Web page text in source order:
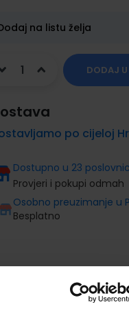
na listu želja
DODAJ
po cijeloj
Dostupno u 23
Provjeri i pokupi odmah
Osobno preuzimanje u
Besplatno